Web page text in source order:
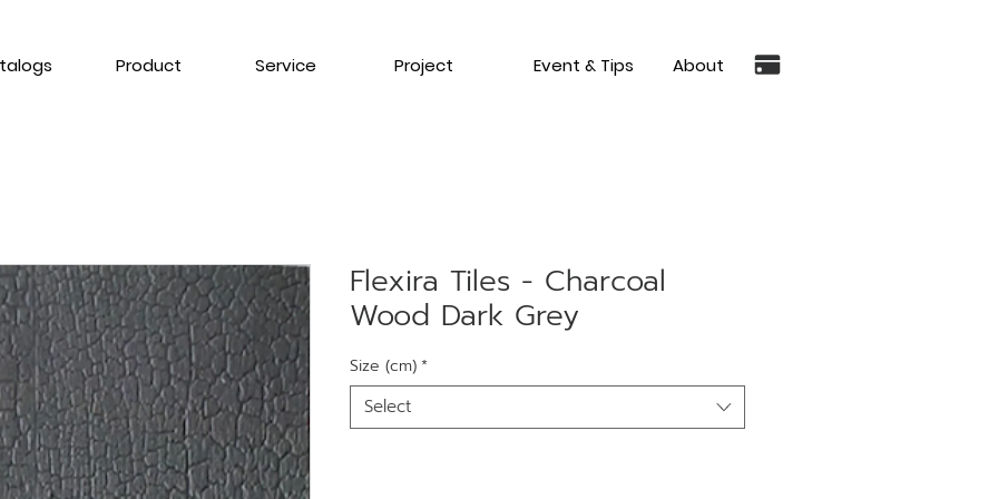
Product Service Project Event & Tips About
Flexira Tiles - Charcoal
Wood Dark Grey
Size (cm)*
Select